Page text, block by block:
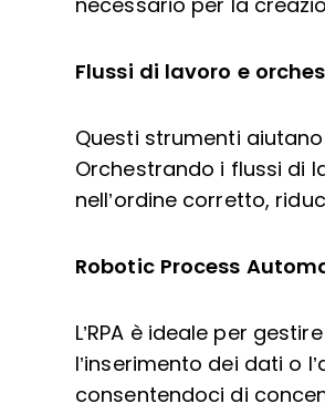
necessario per la
Flussi di lavoro e
Questi strumenti
Orchestrando i flussi di
nell’ordine corretto,
Robotic Process
L’RPA è ideale per
l’inserimento dei dati o
consentendoci di